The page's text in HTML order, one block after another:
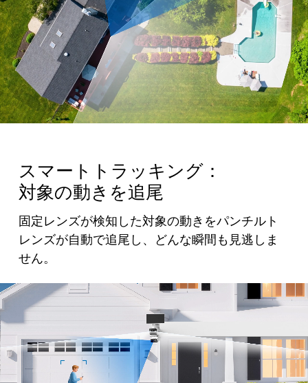
Pause
Pause
スマートトラッキング：
対象の動きを追尾
固定レンズが検知した対象の動きをパンチルト
レンズが自動で追尾し、どんな瞬間も見逃しま
せん。